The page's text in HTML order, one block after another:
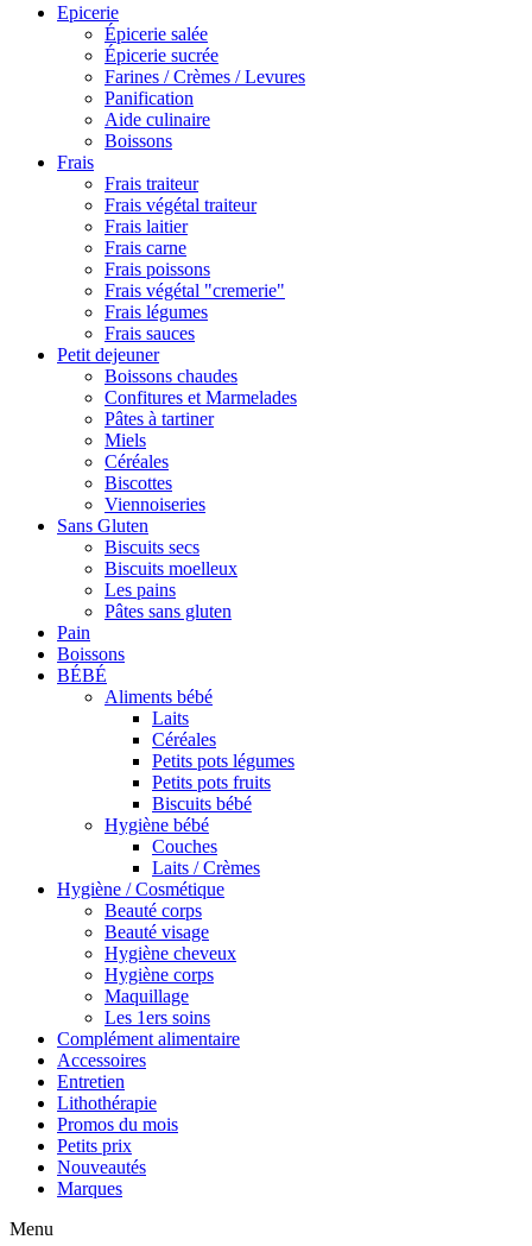
Epicerie
Épicerie salée
Épicerie sucrée
Farines / Crèmes / Levures
Panification
Aide culinaire
Boissons
Frais
Frais traiteur
Frais végétal traiteur
Frais laitier
Frais carne
Frais poissons
Frais végétal "cremerie"
Frais légumes
Frais sauces
Petit dejeuner
Boissons chaudes
Confitures et Marmelades
Pâtes à tartiner
Miels
Céréales
Biscottes
Viennoiseries
Sans Gluten
Biscuits secs
Biscuits moelleux
Les pains
Pâtes sans gluten
Pain
Boissons
BÉBÉ
Aliments bébé
Laits
Céréales
Petits pots légumes
Petits pots fruits
Biscuits bébé
Hygiène bébé
Couches
Laits / Crèmes
Hygiène / Cosmétique
Beauté corps
Beauté visage
Hygiène cheveux
Hygiène corps
Maquillage
Les 1ers soins
Complément alimentaire
Accessoires
Entretien
Lithothérapie
Promos du mois
Petits prix
Nouveautés
Marques
Menu